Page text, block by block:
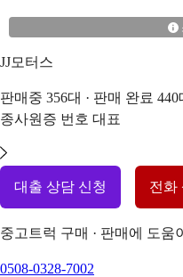
JJ모터스
판매중 356대 · 판매 완료 440
종사원증 번호 대표
대출 상담 신청 전화
중고트럭 구매 · 판매에 도움
0508-0328-7002